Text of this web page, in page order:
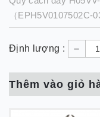
（EPH5V0107502C-
Định lượng : －
Thêm vào giỏ